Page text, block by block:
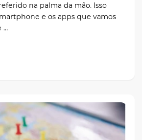
na palma da mão. Isso
e os apps que vamos
…